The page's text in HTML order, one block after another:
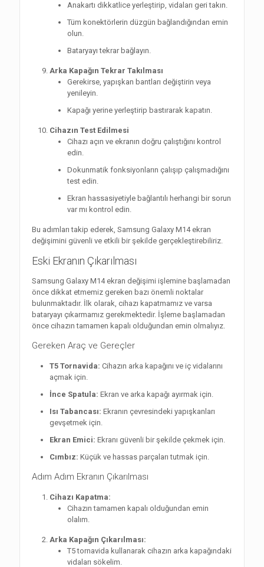
Anakartı dikkatlice yerleştirip, vidaları geri takın.
Tüm konektörlerin düzgün bağlandığından emin
olun.
Bataryayı tekrar bağlayın.
Arka Kapağın Tekrar Takılması
Gerekirse, yapışkan bantları değiştirin veya
yenileyin.
Kapağı yerine yerleştirip bastırarak kapatın.
Cihazın Test Edilmesi
Cihazı açın ve ekranın doğru çalıştığını kontrol
edin.
Dokunmatik fonksiyonların çalışıp çalışmadığını
test edin.
Ekran hassasiyetiyle bağlantılı herhangi bir sorun
var mı kontrol edin.
Bu adımları takip ederek, Samsung Galaxy M14 ekran
değişimini güvenli ve etkili bir şekilde gerçekleştirebiliriz.
Eski Ekranın Çıkarılması
Samsung Galaxy M14 ekran değişimi işlemine başlamadan
önce dikkat etmemiz gereken bazı önemli noktalar
bulunmaktadır. İlk olarak, cihazı kapatmamız ve varsa
bataryayı çıkarmamız gerekmektedir. İşleme başlamadan
önce cihazın tamamen kapalı olduğundan emin olmalıyız.
Gereken Araç ve Gereçler
T5 Tornavida: Cihazın arka kapağını ve iç vidalarını
açmak için.
İnce Spatula: Ekran ve arka kapağı ayırmak için.
Isı Tabancası: Ekranın çevresindeki yapışkanları
gevşetmek için.
Ekran Emici: Ekranı güvenli bir şekilde çekmek için.
Cımbız: Küçük ve hassas parçaları tutmak için.
Adım Adım Ekranın Çıkarılması
Cihazı Kapatma:
Cihazın tamamen kapalı olduğundan emin
olalım.
Arka Kapağın Çıkarılması:
T5 tornavida kullanarak cihazın arka kapağındaki
vidaları sökelim.